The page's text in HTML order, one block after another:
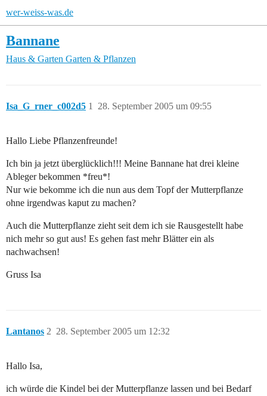
wer-weiss-was.de
Bannane
Haus & Garten Garten & Pflanzen
Isa_G_rner_c002d5 28. September 2005 um 09:55
1
Hallo Liebe Pflanzenfreunde!
Ich bin ja jetzt überglücklich!!! Meine Bannane hat drei kleine
Ableger bekommen *freu*!
Nur wie bekomme ich die nun aus dem Topf der Mutterpflanze
ohne irgendwas kaput zu machen?
Auch die Mutterpflanze zieht seit dem ich sie Rausgestellt habe
nich mehr so gut aus! Es gehen fast mehr Blätter ein als
nachwachsen!
Gruss Isa
Lantanos 28. September 2005 um 12:32
2
Hallo Isa,
ich würde die Kindel bei der Mutterpflanze lassen und bei Bedarf